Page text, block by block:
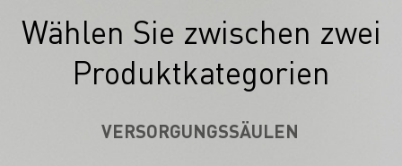
Wählen Sie zwischen zwei
Produktkategorien
VERSORGUNGSSÄULEN